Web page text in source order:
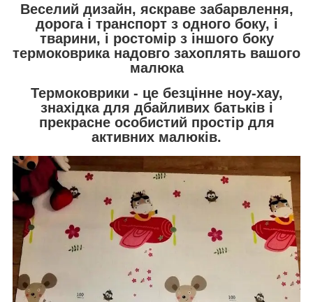
Веселий дизайн, яскраве забарвлення,
дорога і транспорт з одного боку, і
тварини, і ростомір з іншого боку
термоковрика надовго захоплять вашого
малюка
Термоковрики - це безцінне ноу-хау,
знахідка для дбайливих батьків і
прекрасне особистий простір для
активних малюків.